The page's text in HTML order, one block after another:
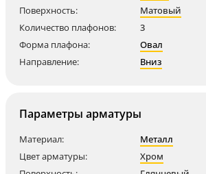
Поверхность:
Матовый
Количество плафонов:
3
Форма плафона:
Овал
Направление:
Вниз
Параметры арматуры
Материал:
Металл
Цвет арматуры:
Хром